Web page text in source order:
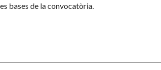
bases de la convocatòria.